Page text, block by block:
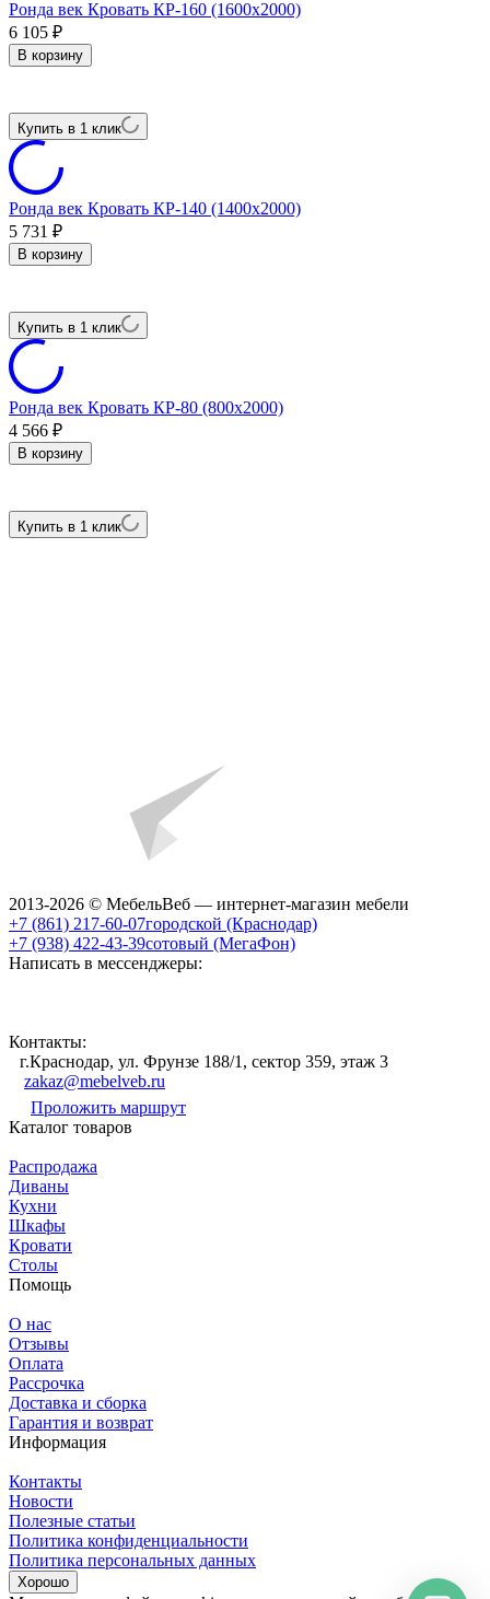
Ронда век Кровать КР-160 (1600х2000)
6 105 ₽
В корзину
Купить в 1 клик
Ронда век Кровать КР-140 (1400х2000)
5 731 ₽
В корзину
Купить в 1 клик
Ронда век Кровать КР-80 (800х2000)
4 566 ₽
В корзину
Купить в 1 клик
2013-2026 © МебельВеб — интернет-магазин мебели
+7 (861) 217-60-07городской (Краснодар)
+7 (938) 422-43-39сотовый (МегаФон)
Написать в мессенджеры:
Контакты:
г.Краснодар, ул. Фрунзе 188/1, сектор 359, этаж 3
zakaz@mebelveb.ru
Проложить маршрут
Каталог товаров
Распродажа
Диваны
Кухни
Шкафы
Кровати
Столы
Помощь
О нас
Отзывы
Оплата
Рассрочка
Доставка и сборка
Гарантия и возврат
Информация
Контакты
Новости
Полезные статьи
Политика конфиденциальности
Политика персональных данных
Хорошо